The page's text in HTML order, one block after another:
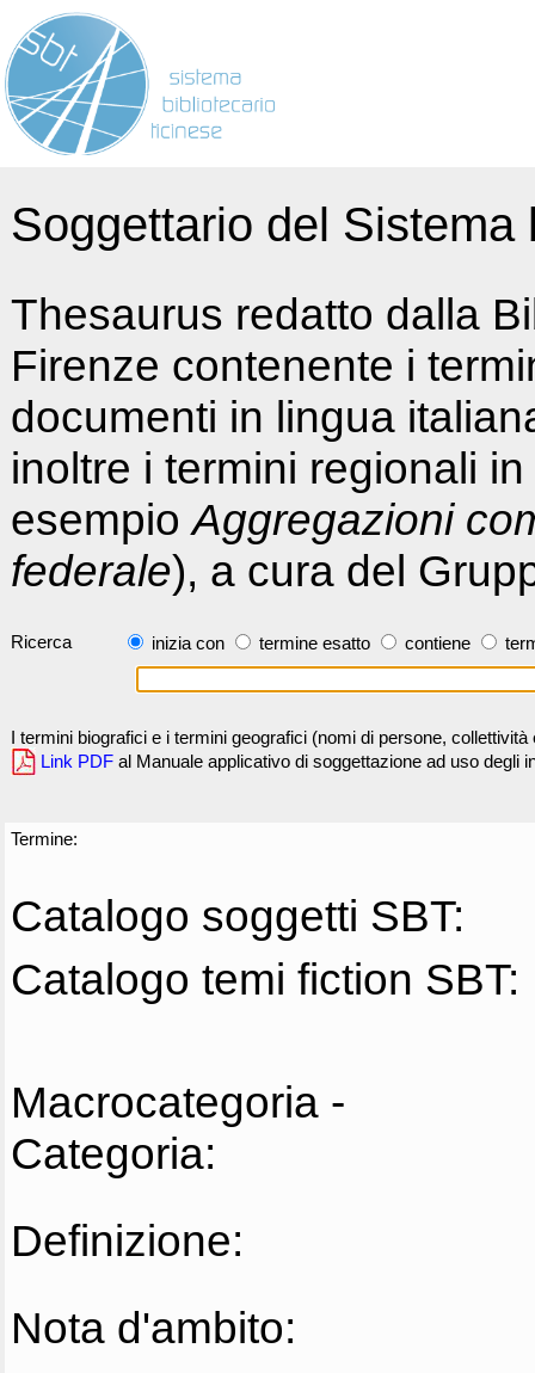
Soggettario del
Thesaurus redatto dalla
Firenze contenente i
documenti in lingua
inoltre i termini regionali
esempioAggregazioni
federale), a cura del
Ricerca inizia con termine esatto contiene
I termini biografici e i termini geografici (nomi di persone,
Link PDF al Manuale applicativo di soggettazione ad uso degli
Termine:
Catalogo soggetti SBT:
Catalogo temi fiction SBT:
Macrocategoria -
Categoria:
Definizione:
Nota d'ambito: